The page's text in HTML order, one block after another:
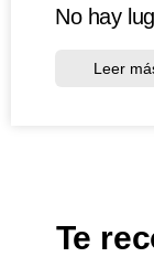
No hay
Leer
Te